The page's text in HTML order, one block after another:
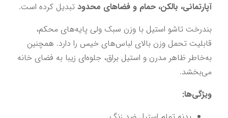
آپارتمانی، بالکن، حمام و فضاهای محدود تبدیل کرده است.
می‌بخشد.
ویژگی‌ها: